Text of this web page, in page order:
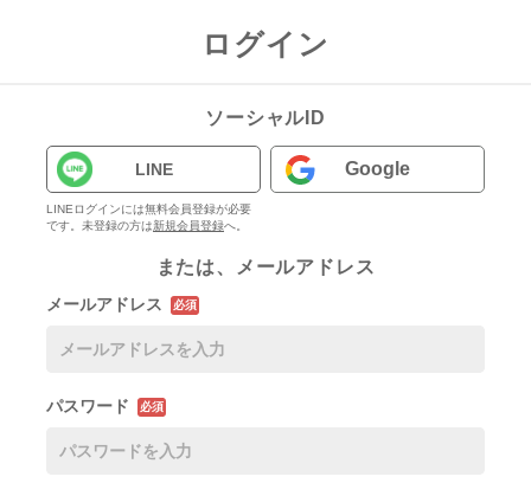
ログイン
ソーシャルID
LINE
LINEログインには無料会員登録が必要
です。未登録の方は新規会員登録へ。
Google
または、メールアドレス
メールアドレス 必須
パスワード 必須